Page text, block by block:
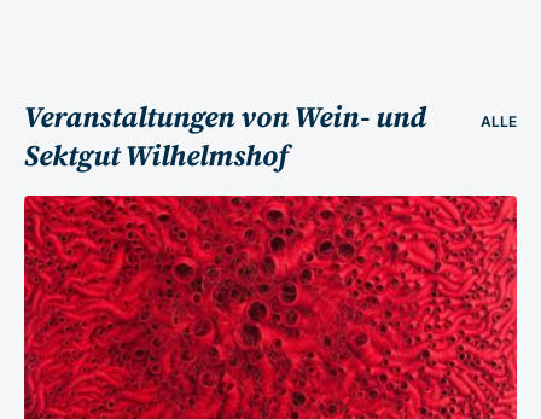
Veranstaltungen von Wein- und
Sektgut Wilhelmshof
ALLE